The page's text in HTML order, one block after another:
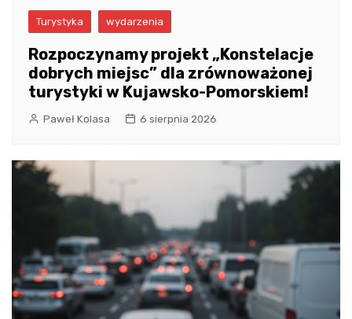
Turystyka wydarzenia
Rozpoczynamy projekt „Konstelacje
dobrych miejsc” dla zrównoważonej
turystyki w Kujawsko-Pomorskiem!
Paweł Kolasa 6 sierpnia 2026